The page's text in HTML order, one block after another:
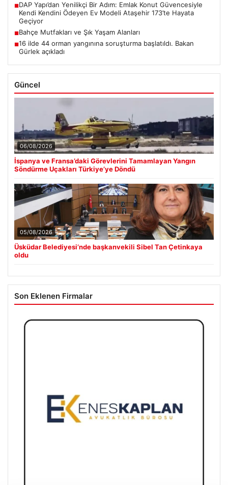
■DAP Yapı’dan Yenilikçi Bir Adım: Emlak Konut Güvencesiyle
Kendi Kendini Ödeyen Ev Modeli Ataşehir 173’te Hayata
Geçiyor
■Bahçe Mutfakları ve Şık Yaşam Alanları
■16 ilde 44 orman yangınına soruşturma başlatıldı. Bakan
Gürlek açıkladı
Güncel
06/08/2026
İspanya ve Fransa’daki Görevlerini Tamamlayan Yangın
Söndürme Uçakları Türkiye’ye Döndü
05/08/2026
Üsküdar Belediyesi’nde başkanvekili Sibel Tan Çetinkaya
oldu
Son Eklenen Firmalar